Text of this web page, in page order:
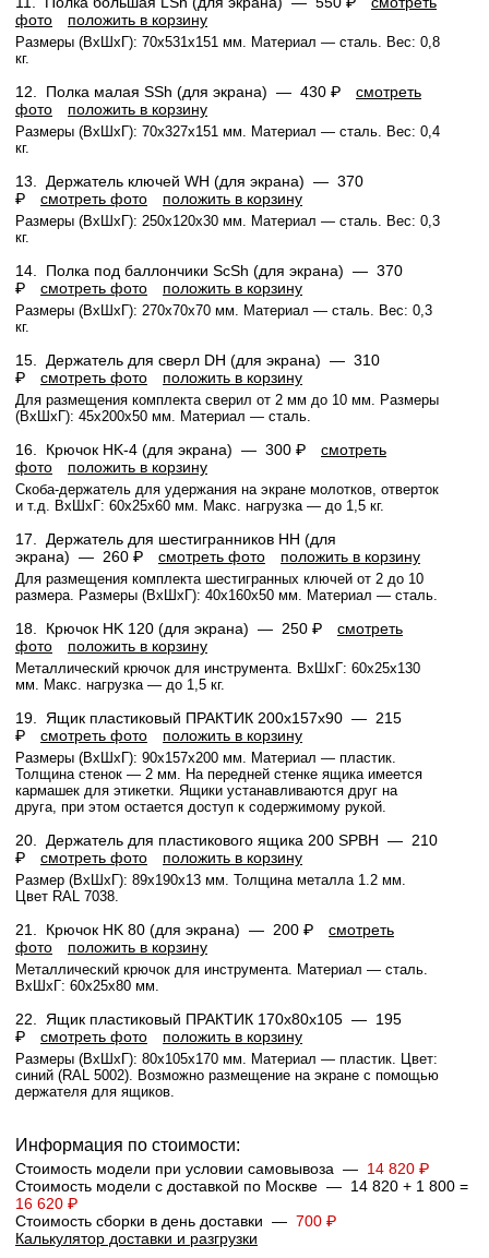
фото
положить в корзину
Размеры (ВхШхГ): 70x531x151 мм. Материал — сталь. Вес: 0,8
кг.
12. Полка малая SSh (для экрана) — 430 ₽
смотреть
фото
положить в корзину
Размеры (ВхШхГ): 70x327x151 мм. Материал — сталь. Вес: 0,4
кг.
13. Держатель ключей WH (для экрана) — 370
₽
смотреть фото положить в корзину
Размеры (ВхШхГ): 250x120x30 мм. Материал — сталь. Вес: 0,3
кг.
14. Полка под баллончики ScSh (для экрана) — 370
₽
смотреть фото положить в корзину
Размеры (ВхШхГ): 270х70х70 мм. Материал — сталь. Вес: 0,3
кг.
15. Держатель для сверл DH (для экрана) — 310
₽
смотреть фото положить в корзину
Для размещения комплекта сверил от 2 мм до 10 мм. Размеры
(ВхШхГ): 45x200x50 мм. Материал — сталь.
16. Крючок HK-4 (для экрана) — 300 ₽
смотреть
фото
положить в корзину
Скоба-держатель для удержания на экране молотков, отверток
и т.д. ВхШхГ: 60x25x60 мм. Макс. нагрузка — до 1,5 кг.
17. Держатель для шестигранников HH (для
экрана) — 260 ₽ смотреть фото положить в корзину
Для размещения комплекта шестигранных ключей от 2 до 10
размера. Размеры (ВхШхГ): 40x160x50 мм. Материал — сталь.
18. Крючок HK 120 (для экрана) — 250 ₽
смотреть
фото
положить в корзину
Металлический крючок для инструмента. ВхШхГ: 60x25x130
мм. Макс. нагрузка — до 1,5 кг.
19. Ящик пластиковый ПРАКТИК 200x157x90 — 215
₽
смотреть фото положить в корзину
Размеры (ВхШхГ): 90x157x200 мм. Материал — пластик.
Толщина стенок — 2 мм. На передней стенке ящика имеется
кармашек для этикетки. Ящики устанавливаются друг на
друга, при этом остается доступ к содержимому рукой.
20. Держатель для пластикового ящика 200 SPBH — 210
₽
смотреть фото положить в корзину
Размер (ВхШхГ): 89x190x13 мм. Толщина металла 1.2 мм.
Цвет RAL 7038.
21. Крючок HK 80 (для экрана) — 200 ₽
смотреть
фото
положить в корзину
Металлический крючок для инструмента. Материал — сталь.
ВхШхГ: 60x25x80 мм.
22. Ящик пластиковый ПРАКТИК 170x80x105 — 195
₽
смотреть фото положить в корзину
Размеры (ВхШхГ): 80x105x170 мм. Материал — пластик. Цвет:
синий (RAL 5002). Возможно размещение на экране с помощью
держателя для ящиков.
Информация по стоимости:
Стоимость модели при условии самовывоза — 14 820 ₽
Стоимость модели с доставкой по Москве — 14 820 + 1 800 =
16 620 ₽
Стоимость сборки в день доставки — 700 ₽
Калькулятор доставки и разгрузки